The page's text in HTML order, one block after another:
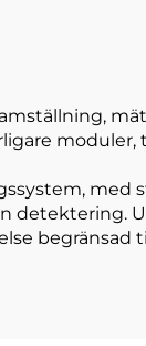
begränsad